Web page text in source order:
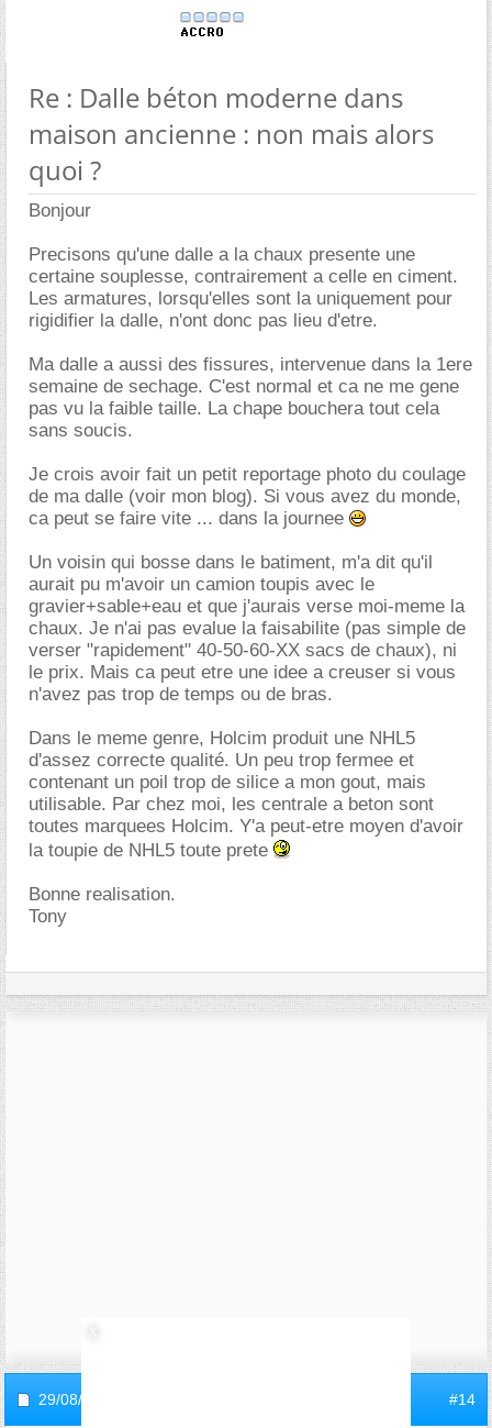
Re : Dalle béton moderne dans
maison ancienne : non mais alors
quoi ?
Bonjour
Precisons qu'une dalle a la chaux presente une
certaine souplesse, contrairement a celle en ciment.
Les armatures, lorsqu'elles sont la uniquement pour
rigidifier la dalle, n'ont donc pas lieu d'etre.
Ma dalle a aussi des fissures, intervenue dans la 1ere
semaine de sechage. C'est normal et ca ne me gene
pas vu la faible taille. La chape bouchera tout cela
sans soucis.
Je crois avoir fait un petit reportage photo du coulage
de ma dalle (voir mon blog). Si vous avez du monde,
ca peut se faire vite ... dans la journee
Un voisin qui bosse dans le batiment, m'a dit qu'il
aurait pu m'avoir un camion toupis avec le
gravier+sable+eau et que j'aurais verse moi-meme la
chaux. Je n'ai pas evalue la faisabilite (pas simple de
verser "rapidement" 40-50-60-XX sacs de chaux), ni
le prix. Mais ca peut etre une idee a creuser si vous
n'avez pas trop de temps ou de bras.
Dans le meme genre, Holcim produit une NHL5
d'assez correcte qualité. Un peu trop fermee et
contenant un poil trop de silice a mon gout, mais
utilisable. Par chez moi, les centrale a beton sont
toutes marquees Holcim. Y'a peut-etre moyen d'avoir
la toupie de NHL5 toute prete
Bonne realisation.
Tony
29/08/2008, #14